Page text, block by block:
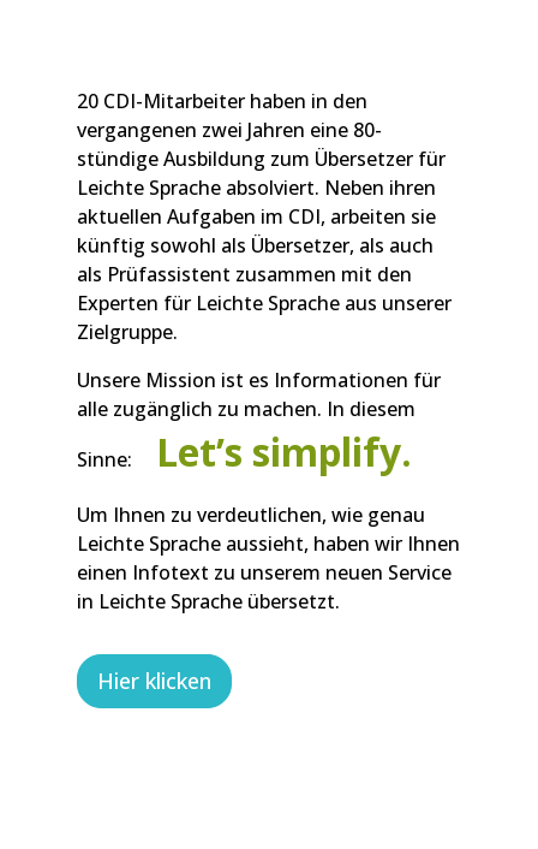
20 CDI-Mitarbeiter haben in den
vergangenen zwei Jahren eine 80-
stündige Ausbildung zum Übersetzer für
Leichte Sprache absolviert. Neben ihren
aktuellen Aufgaben im CDI, arbeiten sie
künftig sowohl als Übersetzer, als auch
als Prüfassistent zusammen mit den
Experten für Leichte Sprache aus unserer
Zielgruppe.
Unsere Mission ist es Informationen für
alle zugänglich zu machen. In diesem
Sinne:
Let’s simplify.
Um Ihnen zu verdeutlichen, wie genau
Leichte Sprache aussieht, haben wir Ihnen
einen Infotext zu unserem neuen Service
in Leichte Sprache übersetzt.
Hier klicken